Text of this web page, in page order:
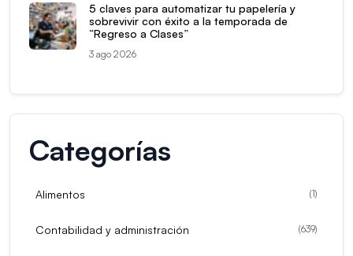
5 claves para automatizar tu papelería y
sobrevivir con éxito a la temporada de
“Regreso a Clases”
3 ago 2026
Categorías
Alimentos (1)
Contabilidad y administración (639)